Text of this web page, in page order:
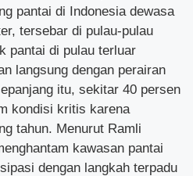
pantai di Indonesia dewasa
tersebar di pulau-pulau
pantai di pulau terluar
langsung dengan perairan
itu, sekitar 40 persen
kondisi kritis karena
tahun. Menurut Ramli
kawasan pantai
dengan langkah terpadu